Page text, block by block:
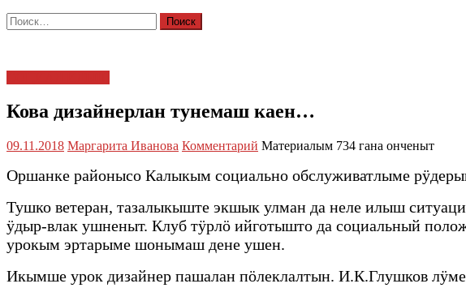
Найти:
Кова дизайнерлан тунемаш каен…
09.11.2018 Маргарита Иванова Комментарий Материалым 734 гана онченыт
Оршанке районысо Калыкым социально обслуживатлыме
Тушко ветеран, тазалыкыште экшык улман да неле илыш
ӱдыр-влак ушненыт. Клуб тӱрлӧ ийготышто да социальный
урокым эртарыме шонымаш дене ушен.
Икымше урок дизайнер пашалан пӧлеклалтын. И.К.Глушков